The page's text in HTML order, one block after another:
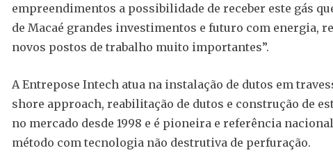
empreendimentos a possibilidade de receber este gás
de Macaé grandes investimentos e futuro com energia,
novos postos de trabalho muito importantes”.
A Entrepose Intech atua na instalação de dutos em
shore approach, reabilitação de dutos e construção de
no mercado desde 1998 e é pioneira e referência
método com tecnologia não destrutiva de perfuração.